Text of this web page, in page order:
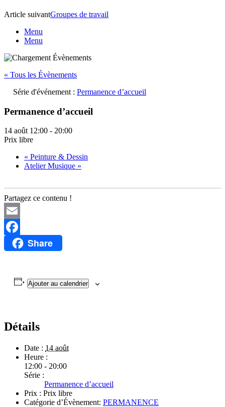
Article suivantGroupes de travail
Menu
Menu
« Tous les Évènements
Série d'événement : Permanence d’accueil
Permanence d’accueil
14 août 12:00 - 20:00
Prix libre
« Peinture & Dessin
Atelier Musique »
Partagez ce contenu !
Email
FacebookShare
Ajouter au calendrier
Détails
Date : 14 août
Heure :
12:00 - 20:00
Série :
Permanence d’accueil
Prix : Prix libre
Catégorie d’Évènement: PERMANENCE